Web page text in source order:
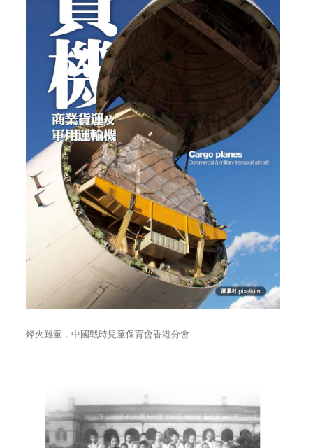
烽火難童．中國戰時兒童保育會香港分會